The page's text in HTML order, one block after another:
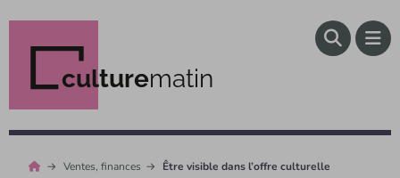
culturematin
Ventes, finances Être visible dans l’offre culturelle